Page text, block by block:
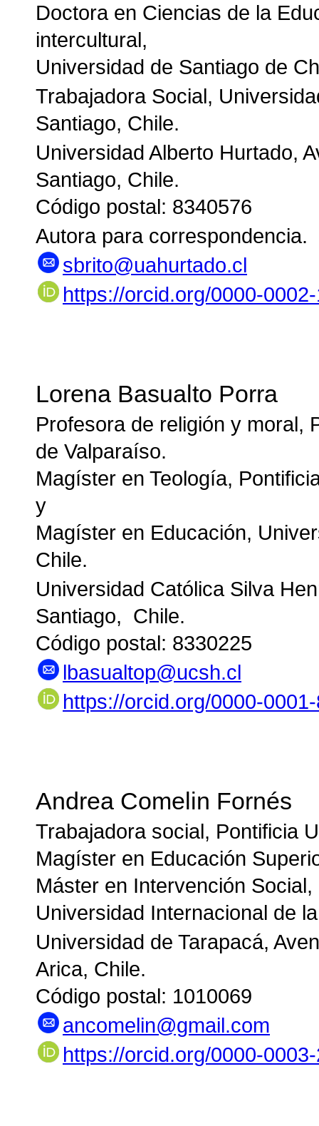
Doctora en Ciencias de la
intercultural,
Universidad de Santiago de
Trabajadora Social,
Santiago, Chile.
Universidad Alberto Hurtado,
Santiago, Chile.
Código postal: 8340576
Autora para correspondencia.
sbrito@uahurtado.cl
https://orcid.org/0000-
Lorena Basualto Porra
Profesora de religión y moral,
de Valparaíso.
Magíster en Teología,
y
Magíster en Educación,
Chile.
Universidad Católica Silva
Santiago, Chile.
Código postal: 8330225
lbasualtop@ucsh.cl
https://orcid.org/0000-
Andrea Comelin Fornés
Trabajadora social, Pontificia
Magíster en Educación
Máster en Intervención Social,
Universidad Internacional de
Universidad de Tarapacá,
Arica, Chile.
Código postal: 1010069
ancomelin@gmail.com
https://orcid.org/0000-